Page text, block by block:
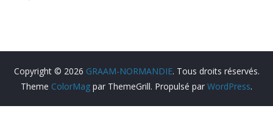
Copyright © 2026 GRAAM-NORMANDIE. Tous droits réservés.
Theme ColorMag par ThemeGrill. Propulsé par WordPress.